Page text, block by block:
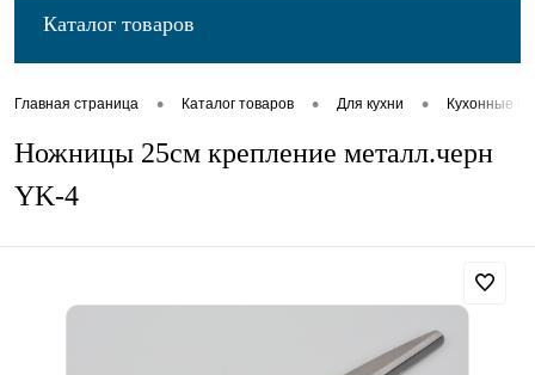
Каталог товаров
Главная страница • Каталог товаров • Для кухни • Кухонные
Ножницы 25см крепление металл.черн
YK-4